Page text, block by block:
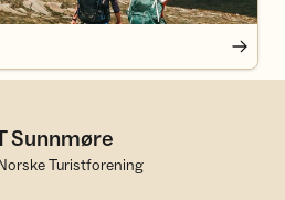
Sunnmøre
Turistforening